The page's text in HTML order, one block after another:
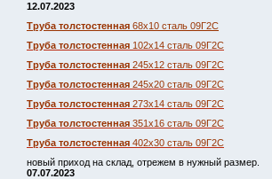
12.07.2023
Труба толстостенная 68х10 сталь 09Г2С
Труба толстостенная 102х14 сталь 09Г2С
Труба толстостенная 245х12 сталь 09Г2С
Труба толстостенная 245х20 сталь 09Г2С
Труба толстостенная 273х14 сталь 09Г2С
Труба толстостенная 351х16 сталь 09Г2С
Труба толстостенная 402х30 сталь 09Г2С
новый приход на склад, отрежем в нужный размер.
07.07.2023